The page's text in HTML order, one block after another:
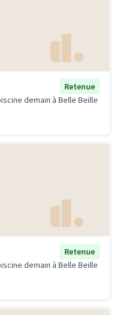
Retenue
demain à Belle Beille
Retenue
demain à Belle Beille